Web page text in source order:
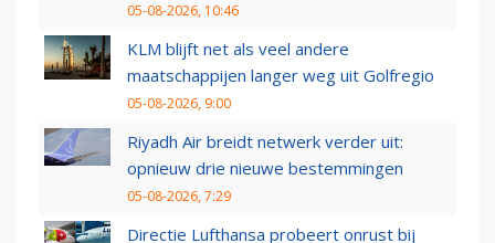
05-08-2026, 10:46
KLM blijft net als veel andere
maatschappijen langer weg uit Golfregio
05-08-2026, 9:00
Riyadh Air breidt netwerk verder uit:
opnieuw drie nieuwe bestemmingen
05-08-2026, 7:29
Directie Lufthansa probeert onrust bij